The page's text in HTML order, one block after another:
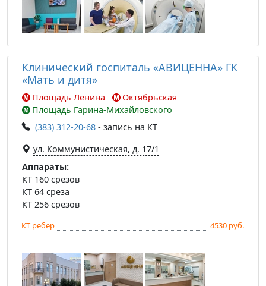
Клинический госпиталь «АВИЦЕННА» ГК
«Мать и дитя»
Площадь Ленина
Октябрьская
Площадь Гарина-Михайловского
(383) 312-20-68 - запись на КТ
ул. Коммунистическая, д. 17/1
Аппараты:
КТ 160 срезов
КТ 64 среза
КТ 256 срезов
КТ ребер 4530 руб.